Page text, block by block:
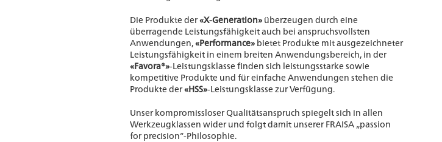
Die Produkte der«X-Generation» überzeugen durch eine
überragende Leistungsfähigkeit auch bei anspruchsvollsten
Anwendungen,«Performance» bietet Produkte mit ausgezeichneter
Leistungsfähigkeit in einem breiten Anwendungsbereich, in der
«Favora®»-Leistungsklasse finden sich leistungsstarke sowie
kompetitive Produkte und für einfache Anwendungen stehen die
Produkte der«HSS»-Leistungsklasse zur Verfügung.
Unser kompromissloser Qualitätsanspruch spiegelt sich in allen
Werkzeugklassen wider und folgt damit unserer FRAISA „passion
for precision“-Philosophie.